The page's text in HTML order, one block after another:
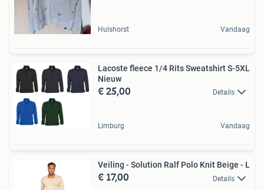
Hulshorst Vandaag
Lacoste fleece 1/4 Rits Sweatshirt S-5XL
Nieuw
€ 25,00 Details
Limburg Vandaag
Veiling - Solution Ralf Polo Knit Beige - L
€ 17,00 Details